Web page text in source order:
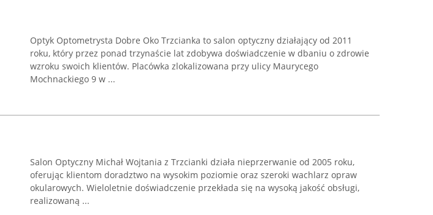
Optyk Optometrysta Dobre Oko Trzcianka to salon optyczny działający od 2011
roku, który przez ponad trzynaście lat zdobywa doświadczenie w dbaniu o zdrowie
wzroku swoich klientów. Placówka zlokalizowana przy ulicy Maurycego
Mochnackiego 9 w ...
Salon Optyczny Michał Wojtania z Trzcianki działa nieprzerwanie od 2005 roku,
oferując klientom doradztwo na wysokim poziomie oraz szeroki wachlarz opraw
okularowych. Wieloletnie doświadczenie przekłada się na wysoką jakość obsługi,
realizowaną ...